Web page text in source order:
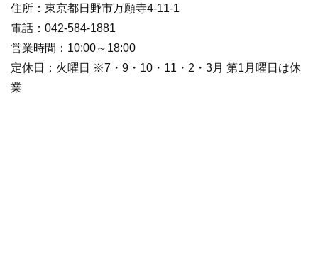
住所：東京都日野市万願寺4-11-1
電話：042-584-1881
営業時間：10:00～18:00
定休日：火曜日 ※7・9・10・11・2・3月 第1月曜日は休
業